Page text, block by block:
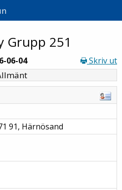
Grupp 251
06-04 Skriv ut
91, Härnösand